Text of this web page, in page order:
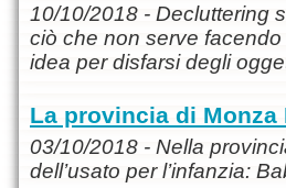
10/10/2018 - Decluttering
ciò che non serve
idea per disfarsi degli
La provincia di
03/10/2018 - Nella
dell’usato per l’infanzia: